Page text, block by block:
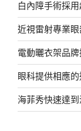
白內障手術採
近視雷射專業
電動曬衣架品
眼科提供相應
海菲秀快速達